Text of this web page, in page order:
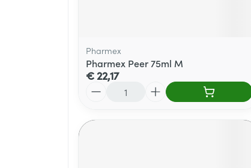
Pharmex
Pharmex Peer 75ml M
€ 22,17